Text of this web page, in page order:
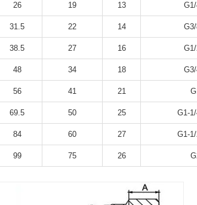
26 19 13
31.5 22 14
38.5 27 16
48 34 18
56 41 21
69.5 50 25 G1-
84 60 27 G1-
99 75 26